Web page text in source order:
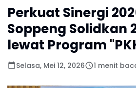
Perkuat Sinergi
Soppeng Solidkan
lewat Program
Selasa, Mei 12, 2026 1 menit